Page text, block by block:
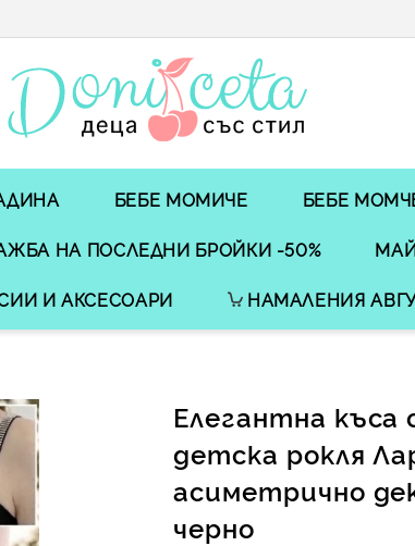
БЕБЕ МОМИЧЕ БЕБЕ
НА ПОСЛЕДНИ БРОЙКИ -50%
И АКСЕСОАРИ НАМАЛЕНИЯ
Елегантна къса
детска рокля
асиметрично
черно